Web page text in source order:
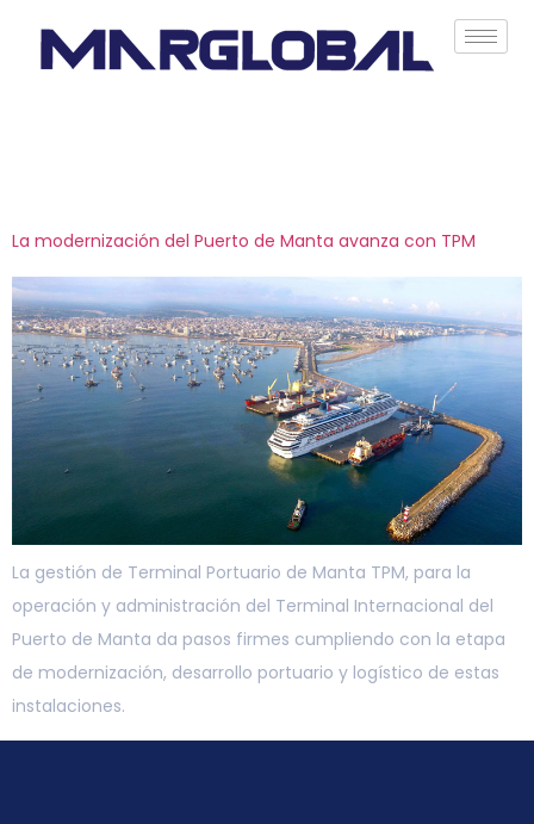
La modernización del Puerto de Manta avanza con TPM
La gestión de Terminal Portuario de Manta TPM, para la
operación y administración del Terminal Internacional del
Puerto de Manta da pasos firmes cumpliendo con la etapa
de modernización, desarrollo portuario y logístico de estas
instalaciones.